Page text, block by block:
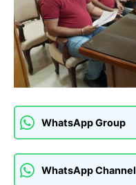
WhatsApp Group
WhatsApp Channel